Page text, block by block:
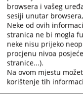
browsera i vašeg
sesiji unutar
Neke od ovih
stranica ne bi mogla
neke nisu prijeko
procjenu nivoa
stranice...).
Na ovom mjestu
korištenje tih